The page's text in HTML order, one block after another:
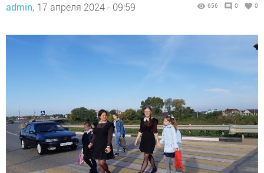
admin, 17 апреля 2024 - 09:59 656 0 0